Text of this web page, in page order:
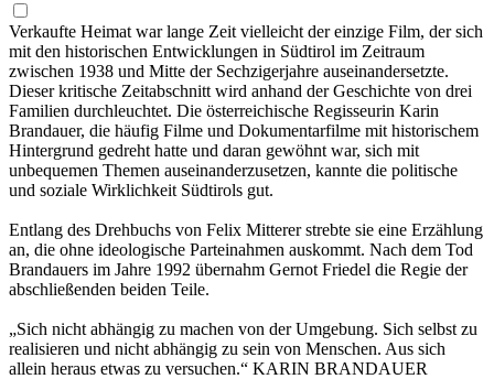
Verkaufte Heimat war lange Zeit vielleicht der einzige Film, der sich
mit den historischen Entwicklungen in Südtirol im Zeitraum
zwischen 1938 und Mitte der Sechzigerjahre auseinandersetzte.
Dieser kritische Zeitabschnitt wird anhand der Geschichte von drei
Familien durchleuchtet. Die österreichische Regisseurin Karin
Brandauer, die häufig Filme und Dokumentarfilme mit historischem
Hintergrund gedreht hatte und daran gewöhnt war, sich mit
unbequemen Themen auseinanderzusetzen, kannte die politische
und soziale Wirklichkeit Südtirols gut.
Entlang des Drehbuchs von Felix Mitterer strebte sie eine Erzählung
an, die ohne ideologische Parteinahmen auskommt. Nach dem Tod
Brandauers im Jahre 1992 übernahm Gernot Friedel die Regie der
abschließenden beiden Teile.
„Sich nicht abhängig zu machen von der Umgebung. Sich selbst zu
realisieren und nicht abhängig zu sein von Menschen. Aus sich
allein heraus etwas zu versuchen.“ KARIN BRANDAUER